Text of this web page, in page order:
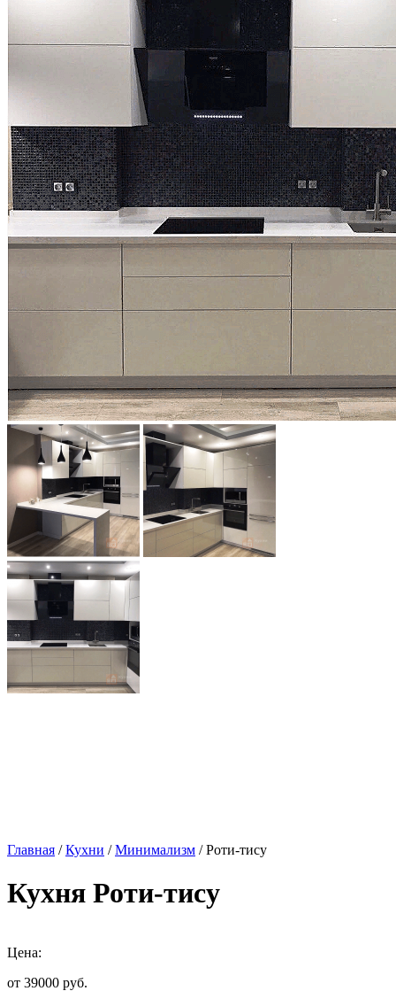
Главная /Кухни /Минимализм / Роти-тису
Кухня Роти-тису
Цена:
от 39000 руб.